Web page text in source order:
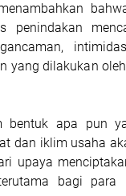
penindakan
yang dilakukan
bentuk apa pun
dan iklim usaha
upaya
bagi para